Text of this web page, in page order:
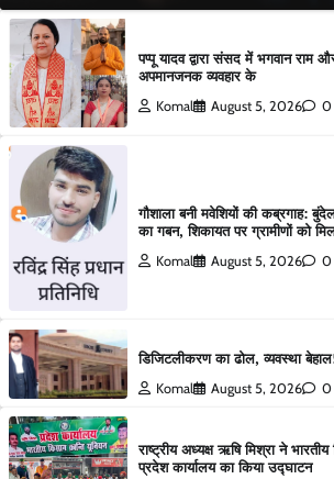
पप्पू यादव द्वारा संसद में भगवान राम
अपमानजनक व्यवहार के
Komal August 5, 2026 0
गौशाला बनी मवेशियों की कब्रगाह:
का गबन, शिकायत पर ग्रामीणों को
Komal August 5, 2026 0
डिजिटलीकरण का ढोल, व्यवस्था
Komal August 5, 2026 0
राष्ट्रीय अध्यक्ष ऋषि मिश्रा ने
प्रदेश कार्यालय का किया उद्घाटन